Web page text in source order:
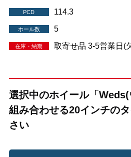
PCD 114.3
ホール数 5
在庫・納期 取寄せ品 3-5営業日(
選択中のホイール「
組み合わせる20インチの
さい